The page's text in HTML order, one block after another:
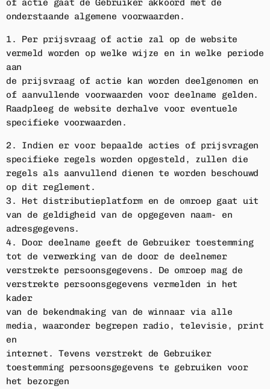
of actie gaat de Gebruiker akkoord met de
onderstaande algemene voorwaarden.
1. Per prijsvraag of actie zal op de website
vermeld worden op welke wijze en in welke periode
aan
de prijsvraag of actie kan worden deelgenomen en
of aanvullende voorwaarden voor deelname gelden.
Raadpleeg de website derhalve voor eventuele
specifieke voorwaarden.
2. Indien er voor bepaalde acties of prijsvragen
specifieke regels worden opgesteld, zullen die
regels als aanvullend dienen te worden beschouwd
op dit reglement.
3. Het distributieplatform en de omroep gaat uit
van de geldigheid van de opgegeven naam- en
adresgegevens.
4. Door deelname geeft de Gebruiker toestemming
tot de verwerking van de door de deelnemer
verstrekte persoonsgegevens. De omroep mag de
verstrekte persoonsgegevens vermelden in het
kader
van de bekendmaking van de winnaar via alle
media, waaronder begrepen radio, televisie, print
en
internet. Tevens verstrekt de Gebruiker
toestemming persoonsgegevens te gebruiken voor
het bezorgen